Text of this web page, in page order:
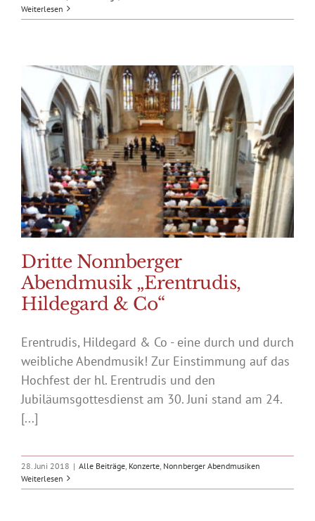
Weiterlesen
Dritte Nonnberger
Abendmusik „Erentrudis,
Hildegard & Co“
Erentrudis, Hildegard & Co - eine durch und durch
weibliche Abendmusik! Zur Einstimmung auf das
Hochfest der hl. Erentrudis und den
Jubiläumsgottesdienst am 30. Juni stand am 24.
[...]
28. Juni 2018 | Alle Beiträge Konzerte Nonnberger Abendmusiken
Weiterlesen